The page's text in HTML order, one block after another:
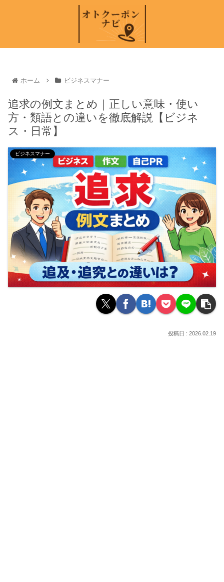
ホーム ビジネスマナー
追求の例文まとめ｜正しい意味・使い
方・類語との違いを徹底解説【ビジネ
ス・日常】
ビジネスマナー
2026.02.19